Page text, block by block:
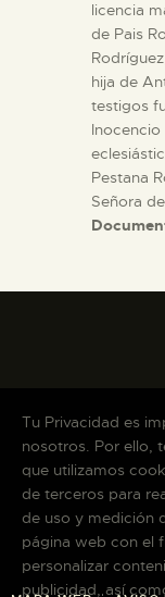
licencia
de Pais
hija de
testigos
Pestana
Señora
Tu Privacidad es
nosotros. Por ello,
que utilizamos
de terceros para
de uso y medición
página web con el
personalizar
publicidad, así